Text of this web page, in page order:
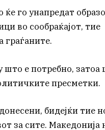
го унапредат
во сообраќајот, тие
граѓаните.
што е потребно, затоа
пресметки.
бидејќи тие
за сите. Македонија